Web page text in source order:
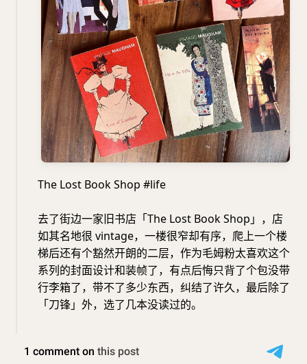
The Lost Book Shop #life
去了街边一家旧书店「The Lost Book Shop」，店
如其名地很 vintage，一楼很窄却有序，爬上一个楼
梯后还有个豁然开朗的二层，作为毛姆粉太喜欢这个
系列的封面设计和装帧了，有点后悔只背了个包没带
行李箱了，带不了多少东西，纠结了许久，最后除了
「刀锋」外，选了几本没读过的。